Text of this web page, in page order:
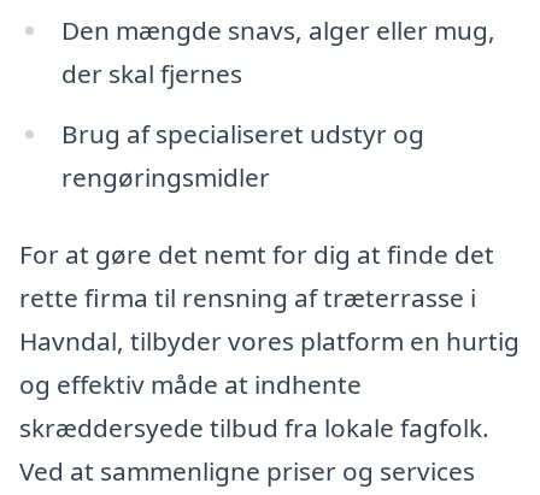
Den mængde snavs, alger eller mug,
der skal fjernes
Brug af specialiseret udstyr og
rengøringsmidler
For at gøre det nemt for dig at finde det
rette firma til rensning af træterrasse i
Havndal, tilbyder vores platform en hurtig
og effektiv måde at indhente
skræddersyede tilbud fra lokale fagfolk.
Ved at sammenligne priser og services